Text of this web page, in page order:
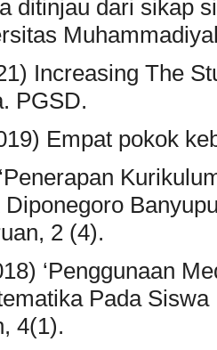
ditinjau dari sikap
Increasing The
PGSD.
Empat pokok
2 (4).
‘Penggunaan
Pada
4(1).